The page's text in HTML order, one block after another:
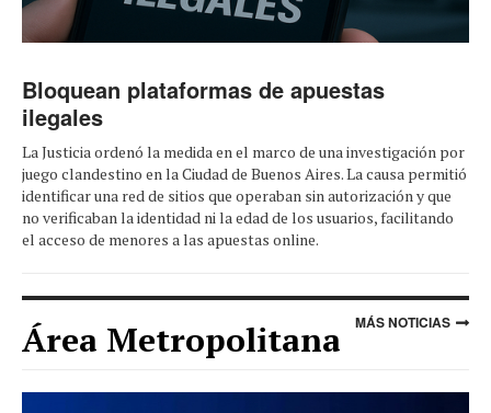
Bloquean plataformas de apuestas
ilegales
La Justicia ordenó la medida en el marco de una investigación por
juego clandestino en la Ciudad de Buenos Aires. La causa permitió
identificar una red de sitios que operaban sin autorización y que
no verificaban la identidad ni la edad de los usuarios, facilitando
el acceso de menores a las apuestas online.
Área Metropolitana MÁS NOTICIAS